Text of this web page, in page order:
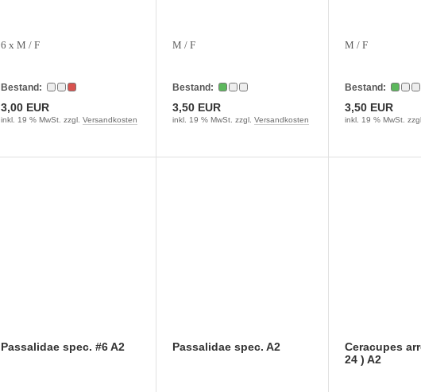
6 x M / F
Bestand:
3,00 EUR
inkl. 19 % MwSt. zzgl. Versandkosten
M / F
Bestand:
3,50 EUR
inkl. 19 % MwSt. zzgl.Versandkosten
M / F
Bestand:
3,50 EUR
inkl. 19 % MwSt.
Passalidae spec. #6 A2 Passalidae spec. A2
Ceracupes
24 ) A2